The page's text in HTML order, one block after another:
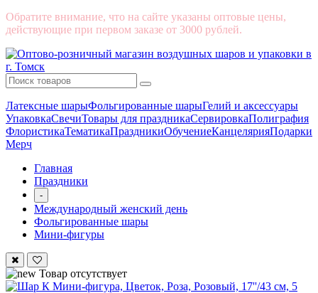
Обратите внимание, что на сайте указаны оптовые цены,
действующие при первом заказе от 3000 рублей.
Латексные шарыФольгированные шарыГелий и аксессуары
УпаковкаСвечиТовары для праздникаСервировкаПолиграфия
ФлористикаТематикаПраздникиОбучениеКанцелярияПодарки
Мерч
Главная
Праздники
-
Международный женский день
Фольгированные шары
Мини-фигуры
Товар отсутствует